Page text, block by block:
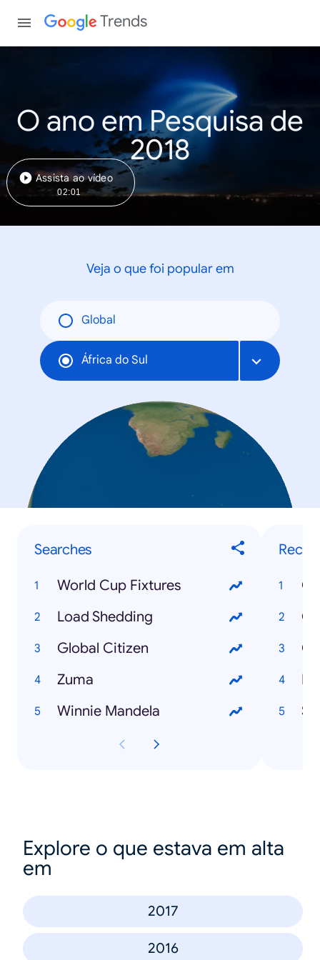
Trends
O ano em Pesquisa de
2018
Assista ao vídeo
02:01
Veja o que foi popular em
Global
África do Sul
Searches
World Cup Fixtures
Load Shedding
Global Citizen
Zuma
Winnie Mandela
Explore o que estava em alta
em
2017
2016